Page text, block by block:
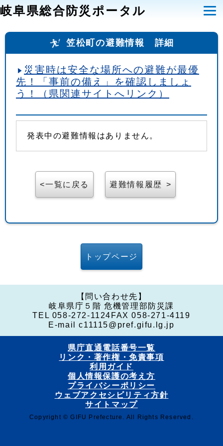
岐阜県総合防災ポータル
笠松町の避難情報 詳細
災害時は安全な場所への避難が最優
先！「事前の備え」を確認しましょ
う！（県関連サイトへリンク）
発表中の避難情報はありません。
一覧に戻る 避難情報履歴
トップページ
【問い合わせ先】
岐阜県庁５階 危機管理部防災課
TEL 058-272-1124 FAX 058-271-4119
E-mail c11115@pref.gifu.lg.jp
県庁直通電話番号一覧
リンク・著作権・免責事項
利用ガイド
個人情報保護の考え方
プライバシーポリシー
ウェブアクセシビリティ方針
サイトマップ
Copyright © GIFU Prefecture. All Rights Reserved.